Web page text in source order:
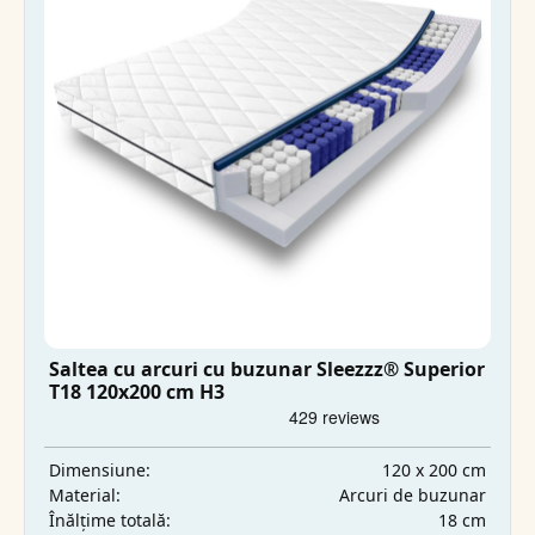
Saltea cu arcuri cu buzunar Sleezzz® Superior
T18 120x200 cm H3
Dimensiune:
120 x 200 cm
Material:
Arcuri de buzunar
Înălțime totală:
18 cm